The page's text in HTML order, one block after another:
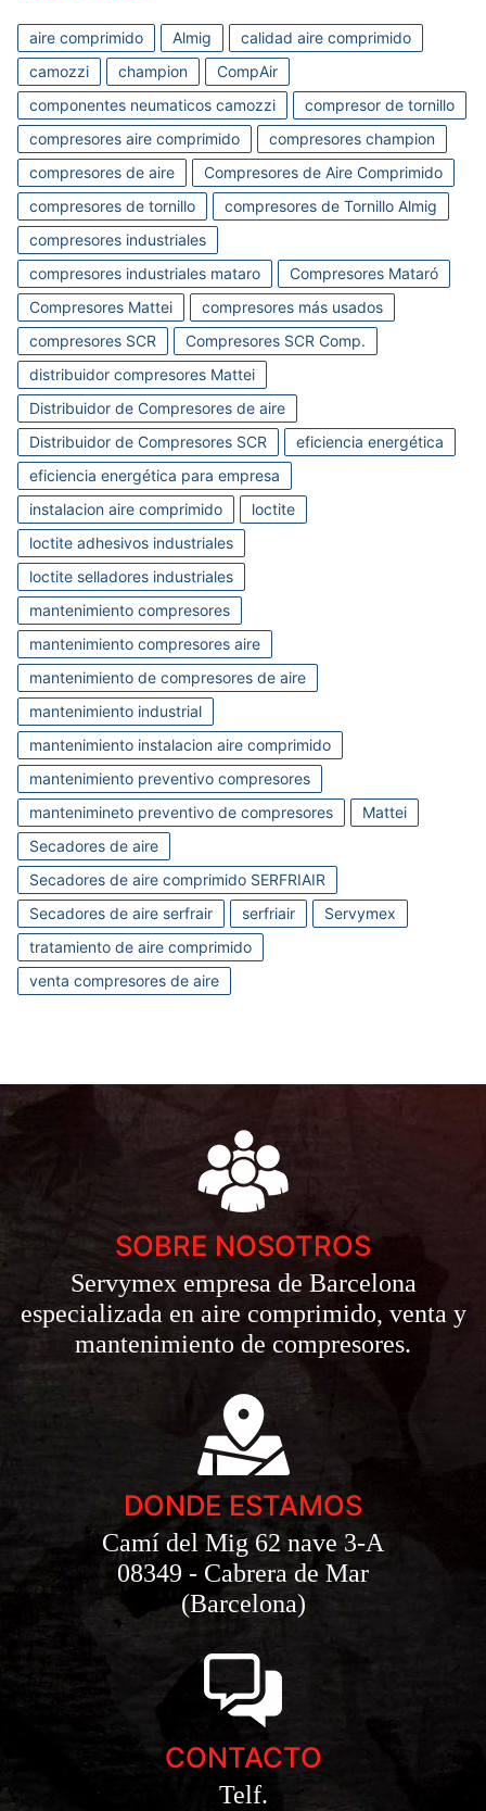
aire comprimido Almig
calidad aire comprimido
camozzi
champion
CompAir
componentes neumaticos camozzi
compresor de tornillo
compresores aire comprimido
compresores champion
compresores de aire
Compresores de Aire Comprimido
compresores de tornillo
compresores de Tornillo Almig
compresores industriales
compresores industriales mataro
Compresores Mataró
Compresores Mattei
compresores más usados
compresores SCR
Compresores SCR Comp.
distribuidor compresores Mattei
Distribuidor de Compresores de aire
Distribuidor de Compresores SCR
eficiencia energética
eficiencia energética para empresa
instalacion aire comprimido
loctite
loctite adhesivos industriales
loctite selladores industriales
mantenimiento compresores
mantenimiento compresores aire
mantenimiento de compresores de aire
mantenimiento industrial
mantenimiento instalacion aire comprimido
mantenimiento preventivo compresores
mantenimineto preventivo de compresores
Mattei
Secadores de aire
Secadores de aire comprimido SERFRIAIR
Secadores de aire serfrair
serfriair
Servymex
tratamiento de aire comprimido
venta compresores de aire
SOBRE NOSOTROS
Servymex empresa de Barcelona
especializada en aire comprimido, venta y
mantenimiento de compresores.
DONDE ESTAMOS
Camí del Mig 62 nave 3-A
08349 - Cabrera de Mar
(Barcelona)
CONTACTO
Telf.